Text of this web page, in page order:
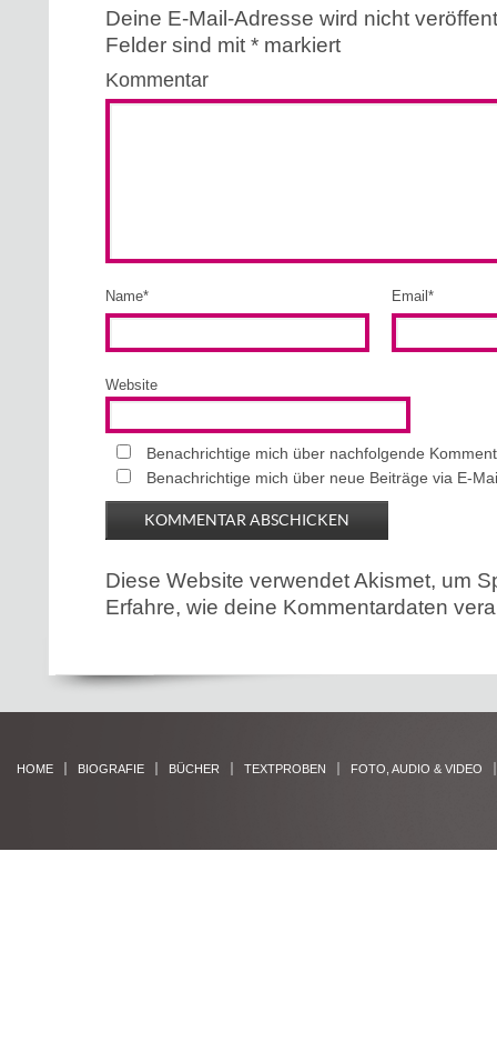
Deine E-Mail-Adresse wird nicht
Felder sind mit * markiert
Kommentar
Name* Email *
Website
Benachrichtige mich über nachfolgende
Benachrichtige mich über neue Beiträge via E-
Diese Website verwendet Akismet, um
Erfahre, wie deine Kommentardaten
HOME BIOGRAFIE BÜCHER TEXTPROBEN FOTO, AUDIO & VIDEO